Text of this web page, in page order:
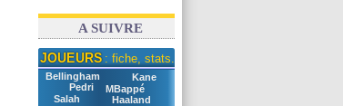
A SUIVRE
JOUEURS : fiche, stats...
Bellingham
Kane
Pedri
MBappé
Salah
Haaland